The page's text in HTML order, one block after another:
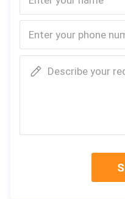
プロダクト
Describe your